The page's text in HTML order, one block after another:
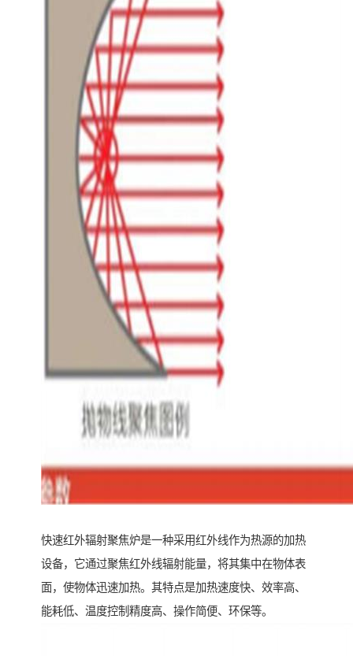
快速红外辐射聚焦炉是一种采用红外线作为热源的加热
设备，它通过聚焦红外线辐射能量，将其集中在物体表
面，使物体迅速加热。其特点是加热速度快、效率高、
能耗低、温度控制精度高、操作简便、环保等。